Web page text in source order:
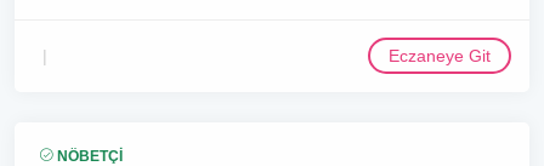
Eczaneye Git
NÖBETÇI